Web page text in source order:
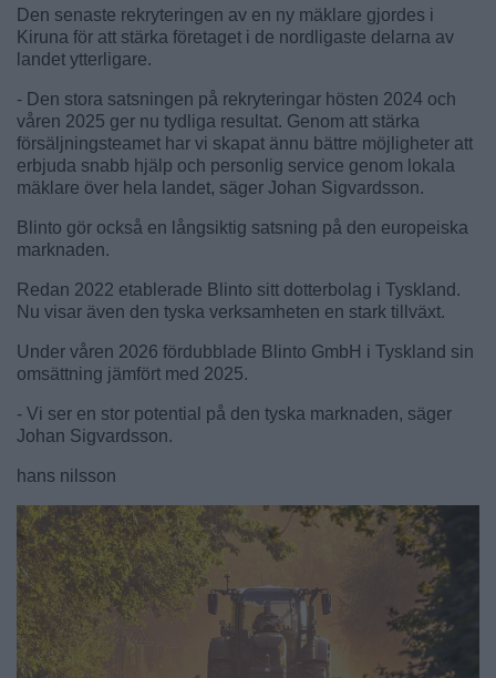
Den senaste rekryteringen av en ny mäklare gjordes i
Kiruna för att stärka företaget i de nordligaste delarna av
landet ytterligare.
- Den stora satsningen på rekryteringar hösten 2024 och
våren 2025 ger nu tydliga resultat. Genom att stärka
försäljningsteamet har vi skapat ännu bättre möjligheter att
erbjuda snabb hjälp och personlig service genom lokala
mäklare över hela landet, säger Johan Sigvardsson.
Blinto gör också en långsiktig satsning på den europeiska
marknaden.
Redan 2022 etablerade Blinto sitt dotterbolag i Tyskland.
Nu visar även den tyska verksamheten en stark tillväxt.
Under våren 2026 fördubblade Blinto GmbH i Tyskland sin
omsättning jämfört med 2025.
- Vi ser en stor potential på den tyska marknaden, säger
Johan Sigvardsson.
hans nilsson